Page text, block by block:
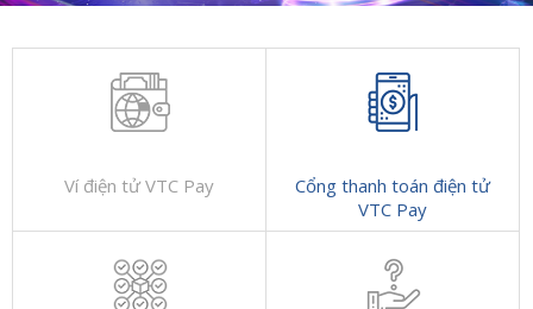
Ví điện tử VTC Pay
Cổng thanh toán điện tử
VTC Pay